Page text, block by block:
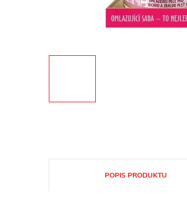
POPIS PRODUKTU